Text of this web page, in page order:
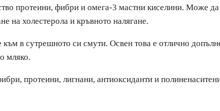
протеини, фибри и омега-3 мастни киселини. Mоже
на холестерола и кръвното налягане.
в сутрешното си смути. Освен това е отлично
мляко.
протеини, лигнани, антиоксиданти и